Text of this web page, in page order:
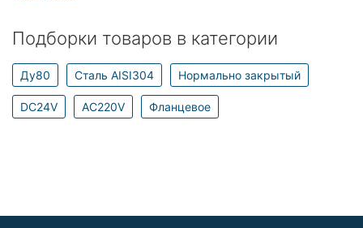
Подборки товаров в категории
Ду80 Сталь AISI304 Нормально закрытый
DC24V AC220V Фланцевое